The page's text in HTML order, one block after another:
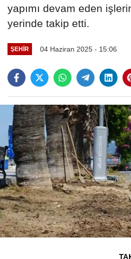
yapımı devam eden
yerinde takip etti.
ŞEHIR 04 Haziran 2025 - 15:06